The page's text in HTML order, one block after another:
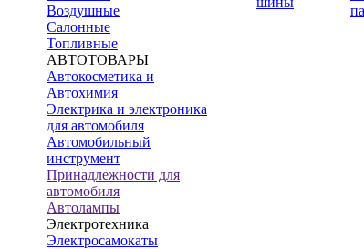
Воздушные
Салонные
Топливные
АВТОТОВАРЫ
Автокосметика и
Автохимия
Электрика и электроника
для автомобиля
Автомобильный
инструмент
Принадлежности для
автомобиля
Автолампы
Электротехника
Электросамокаты